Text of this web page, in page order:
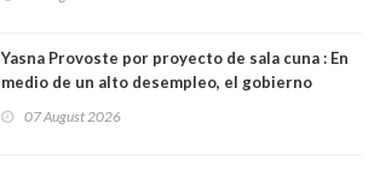
Yasna Provoste por proyecto de sala cuna : En
medio de un alto desempleo, el gobierno
07 August 2026